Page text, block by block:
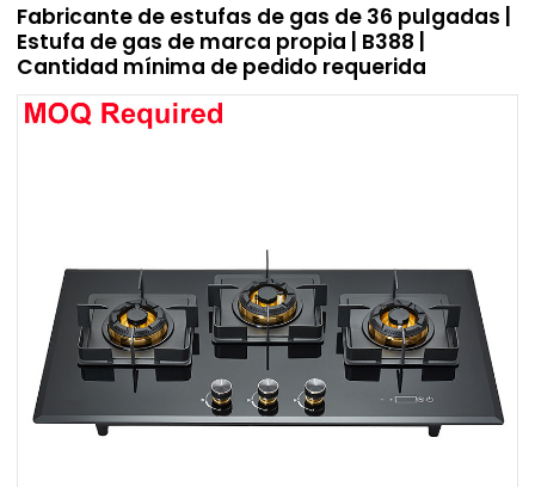
Fabricante de estufas de gas de 36 pulgadas |
Estufa de gas de marca propia | B388 |
Cantidad mínima de pedido requerida